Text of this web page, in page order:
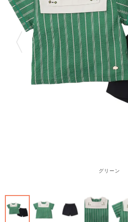
グリーン